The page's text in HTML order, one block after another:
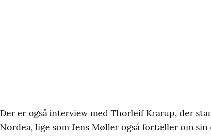
Der er også interview med Thorleif Krarup, der
Nordea, lige som Jens Møller også fortæller om sin